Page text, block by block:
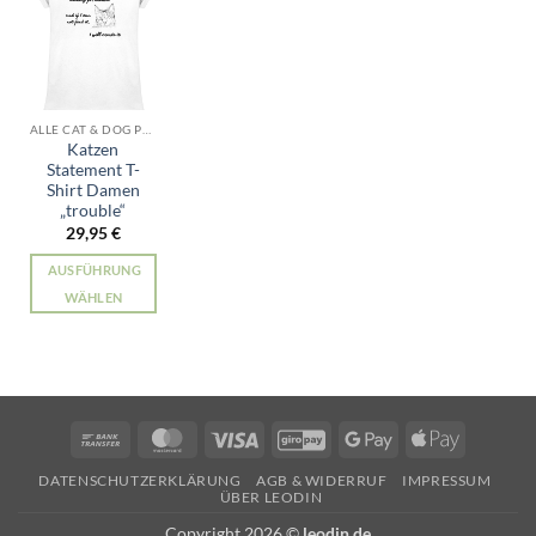
ALLE CAT & DOG PRODUKTE
Katzen
Statement T-
Shirt Damen
„trouble“
29,95€
AUSFÜHRUNG
WÄHLEN
mehrere
Varianten
auf.
Die
Bank
MasterCardVisa GiroPay Google
Apple
DATENSCHUTZERKLÄRUNG AGB & WIDERRUF
IMPRESSUM
ÜBER LEODIN